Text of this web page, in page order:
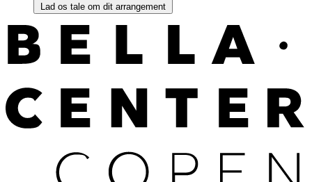
Lad os tale om dit arrangement